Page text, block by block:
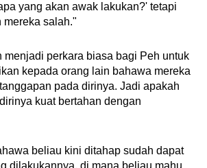
yang akan awak lakukan?' tetapi
mereka salah."
menjadi perkara biasa bagi Peh untuk
kepada orang lain bahawa mereka
pada dirinya. Jadi apakah
kuat bertahan dengan
beliau kini ditahap sudah dapat